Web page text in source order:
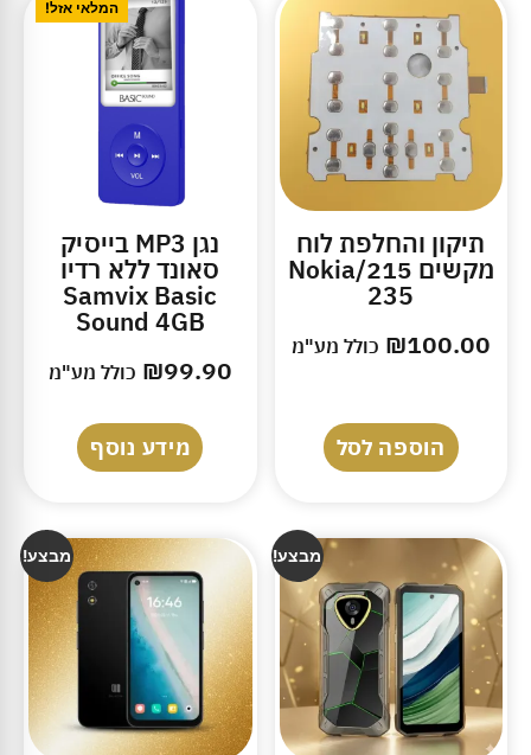
תיקון והחלפת לוח
מקשים 215/Nokia
235
₪100.00 כולל מע"מ
הוספה לסל
המלאי אזל!
נגן MP3 בייסיק
סאונד ללא רדיו
Samvix Basic
Sound 4GB
₪99.90 כולל מע"מ
מידע נוסף
מבצע! מבצע!